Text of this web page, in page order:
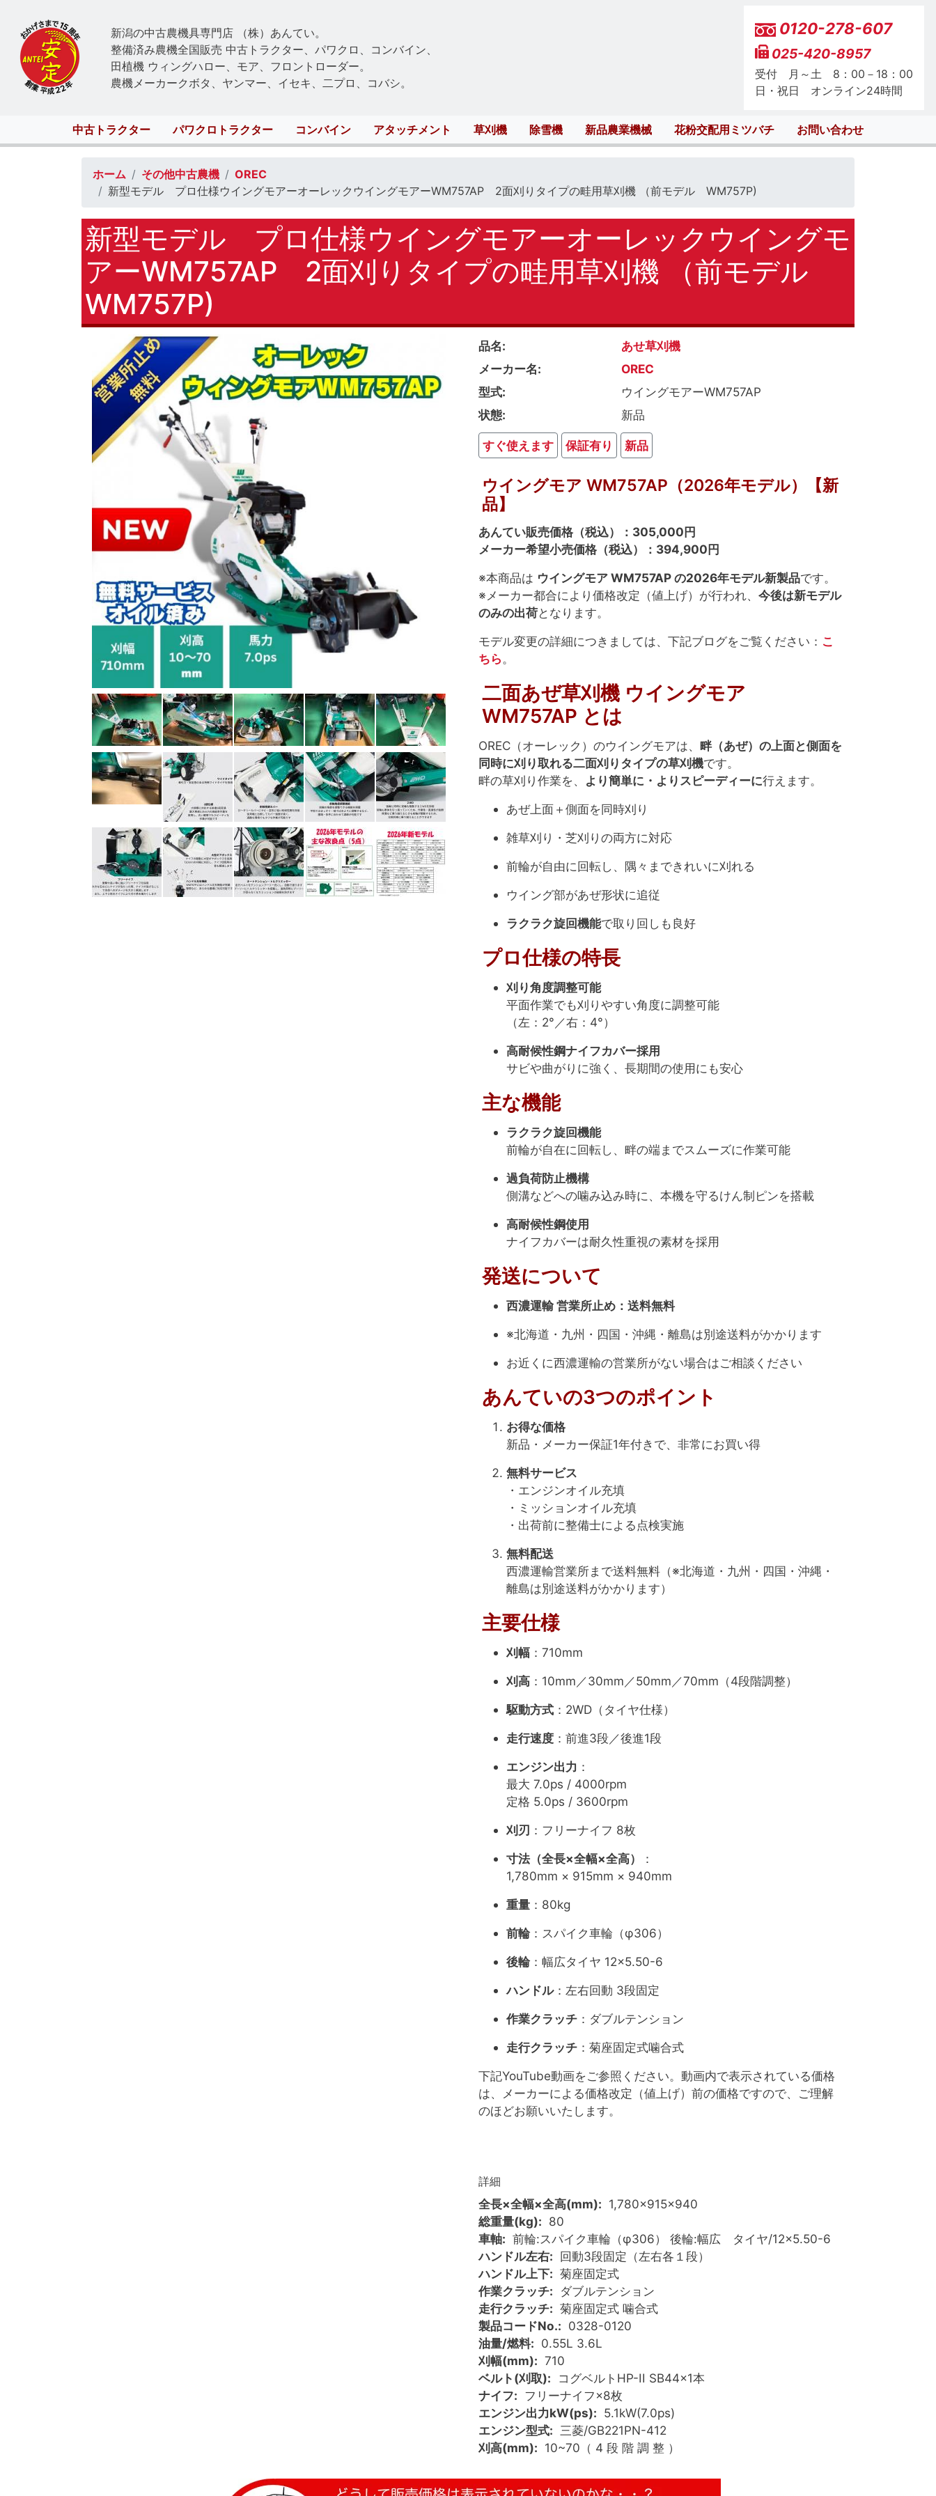
新潟の中古農機具専門店 （株）あんてい。
整備済み農機全国販売 中古トラクター、パワクロ、コンバイン、
田植機 ウィングハロー、モア、フロントローダー。
農機メーカークボタ、ヤンマー、イセキ、二プロ、コバシ。
0120-278-607
025-420-8957
受付 月～土 8：00－18：00
日・祝日 オンライン24時間
Main
navigation
中古トラクター パワクロトラクター コンバイン アタッチメント 草刈機 除雪機 新品農業機械 花粉交配用ミツバチ お問い合わせ
ホーム その他中古農機
OREC
新型モデル プロ仕様ウイングモアーオーレックウイングモアーWM757AP 2面刈りタイプの畦用草刈機 （前モデル WM757P)
新型モデル プロ仕様ウイングモアーオーレックウイングモ
アーWM757AP 2面刈りタイプの畦用草刈機 （前モデル
WM757P)
品名
あせ草刈機
メーカー名
OREC
型式
ウイングモアーWM757AP
状態
新品
すぐ使えます 保証有り 新品
ウイングモア WM757AP（2026年モデル）【新
品】
あんてい販売価格（税込）：305,000円
メーカー希望小売価格（税込）：394,900円
※本商品は ウイングモア WM757AP の2026年モデル新製品です。
※メーカー都合により価格改定（値上げ）が行われ、 今後は新モデル
のみの出荷となります。
モデル変更の詳細につきましては、下記ブログをご覧ください： こ
ちら。
二面あぜ草刈機 ウイングモア
WM757AP とは
OREC（オーレック）のウイングモアは、 畔（あぜ）の上面と側面を
同時に刈り取れる二面刈りタイプの草刈機です。
畔の草刈り作業を、 より簡単に・よりスピーディーに行えます。
あぜ上面＋側面を同時刈り
雑草刈り・芝刈りの両方に対応
前輪が自由に回転し、隅々まできれいに刈れる
ウイング部があぜ形状に追従
ラクラク旋回機能で取り回しも良好
プロ仕様の特長
刈り角度調整可能
平面作業でも刈りやすい角度に調整可能
（左：2°／右：4°）
高耐候性鋼ナイフカバー採用
サビや曲がりに強く、長期間の使用にも安心
主な機能
ラクラク旋回機能
前輪が自在に回転し、畔の端までスムーズに作業可能
過負荷防止機構
側溝などへの噛み込み時に、本機を守るけん制ピンを搭載
高耐候性鋼使用
ナイフカバーは耐久性重視の素材を採用
発送について
西濃運輸 営業所止め：送料無料
※北海道・九州・四国・沖縄・離島は別途送料がかかります
お近くに西濃運輸の営業所がない場合はご相談ください
あんていの3つのポイント
お得な価格
新品・メーカー保証1年付きで、非常にお買い得
無料サービス
・エンジンオイル充填
・ミッションオイル充填
・出荷前に整備士による点検実施
無料配送
西濃運輸営業所まで送料無料（※北海道・九州・四国・沖縄・
離島は別途送料がかかります）
主要仕様
刈幅 ：710mm
刈高 ：10mm／30mm／50mm／70mm（4段階調整）
駆動方式 ：2WD（タイヤ仕様）
走行速度 ：前進3段／後進1段
エンジン出力 ：
最大 7.0ps / 4000rpm
定格 5.0ps / 3600rpm
刈刃 ：フリーナイフ 8枚
寸法（全長×全幅×全高）
：
1,780mm × 915mm × 940mm
重量 ：80kg
前輪：スパイク車輪（φ306）
後輪：幅広タイヤ 12×5.50-6
ハンドル：左右回動 3段固定
作業クラッチ ：ダブルテンション
走行クラッチ ：菊座固定式噛合式
下記YouTube動画をご参照ください。動画内で表示されている価格
は、メーカーによる価格改定（値上げ）前の価格ですので、ご理解
のほどお願いいたします。
詳細
全長×全幅×全高(mm)
1,780×915×940
総重量(kg)
80
車軸
前輪:スパイク車輪（φ306） 後輪:幅広 タイヤ/12×5.50-6
ハンドル左右
回動3段固定（左右各１段）
ハンドル上下
菊座固定式
作業クラッチ
ダブルテンション
走行クラッチ
菊座固定式 噛合式
製品コードNo.
0328-0120
油量/燃料
0.55L 3.6L
刈幅(mm)
710
ベルト(刈取)
コグベルトHP-II SB44x1本
ナイフ
フリーナイフ×8枚
エンジン出力kW(ps)
5.1kW(7.0ps)
エンジン型式
三菱/GB221PN-412
刈高(mm)
10~70（ 4 段 階 調 整 ）